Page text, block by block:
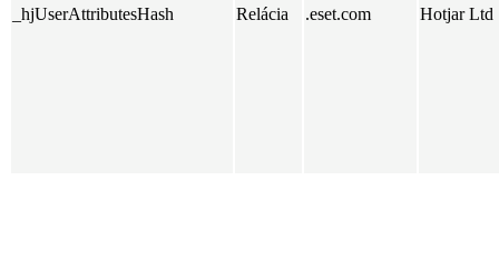
_hjUserAttributesHash Relácia .eset.com Hotjar Ltd